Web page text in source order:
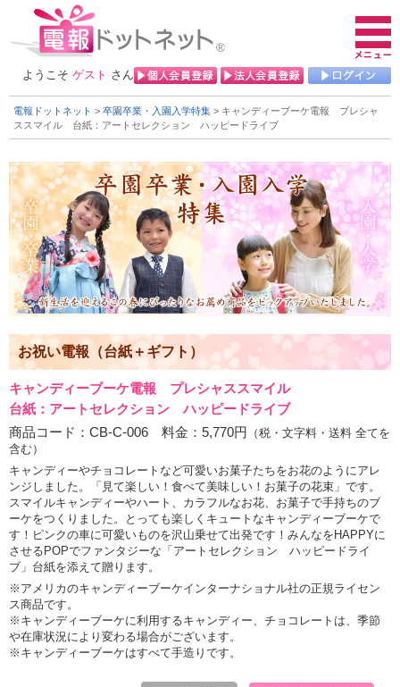
ようこそ ゲスト さん
電報ドットネット > 卒園卒業・入園入学特集 > キャンディーブーケ電報 プレシャ
ススマイル 台紙：アートセレクション ハッピードライブ
お祝い電報（台紙＋ギフト）
キャンディーブーケ電報 プレシャススマイル
台紙：アートセレクション ハッピードライブ
商品コード：CB-C-006 料金：5,770円
（税・文字料・送料 全てを
含む）
キャンディーやチョコレートなど可愛いお菓子たちをお花のようにアレ
ンジしました。「見て楽しい！食べて美味しい！お菓子の花束」です。
スマイルキャンディーやハート、カラフルなお花、お菓子で手持ちのブ
ーケをつくりました。とっても楽しくキュートなキャンディーブーケで
す！ピンクの車に可愛いものを沢山乗せて出発です！みんなをHAPPYに
させるPOPでファンタジーな「アートセレクション ハッピードライ
ブ」台紙を添えて贈ります。
※アメリカのキャンディーブーケインターナショナル社の正規ライセン
ス商品です。
※キャンディーブーケに利用するキャンディー、チョコレートは、季節
や在庫状況により変わる場合がございます。
※キャンディーブーケはすべて手造りです。